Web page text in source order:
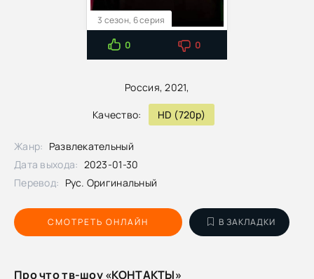
Россия, 2021,
Качество: HD (720p)
3 сезон, 6 серия
0 0
СМОТРЕТЬ ОНЛАЙН В ЗАКЛАДКИ
Жанр: Развлекательный
Дата выхода: 2023-01-30
Перевод: Рус. Оригинальный
Про что тв-шоу «КОНТАКТЫ»